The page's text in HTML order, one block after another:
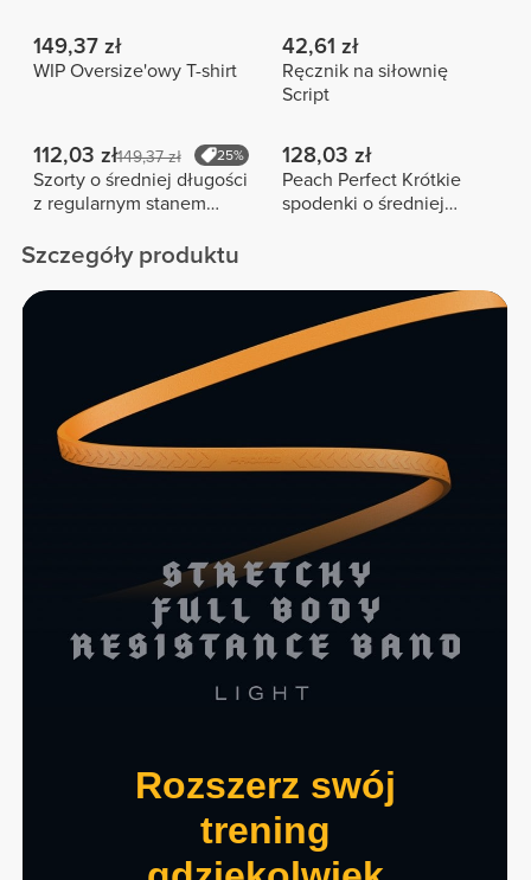
149,37 zł
WIP Oversize'owy T-shirt
42,61 zł
Ręcznik na siłownię
Script
112,03 zł149,37 zł 25%
Szorty o średniej długości
z regularnym stanem
128,03 zł
Peach Perfect Krótkie
spodenki o średniej
Szczegóły produktu
Rozszerz swój
trening